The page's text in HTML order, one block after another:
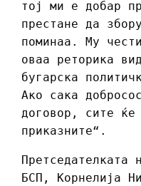
тој ми е добар
престане да
поминаа. Му
оваа реторика
бугарска
Ако сака
договор, сите ќе
приказните“.
Претседателката
БСП, Корнелија